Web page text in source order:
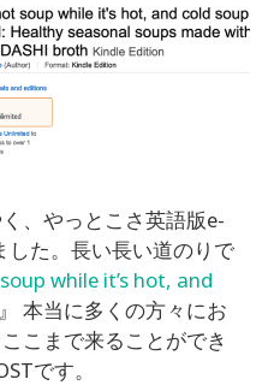
、やっとこさ英語版e-
した。長い長い道のりで
while it’s hot, and
』 本当に多くの方々にお
こまで来ることができ
です。